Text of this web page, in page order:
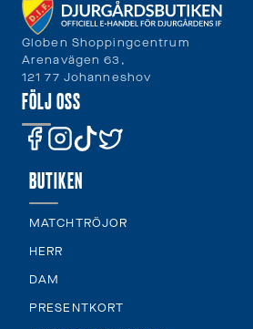
Globen Shoppingcentrum
Arenavägen 63,
121 77 Johanneshov
FÖLJ OSS
BUTIKEN
MATCHTRÖJOR
HERR
DAM
PRESENTKORT